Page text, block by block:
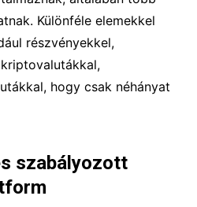
Különféle elemekkel
részvényekkel,
hogy csak néhányat
szabályozott